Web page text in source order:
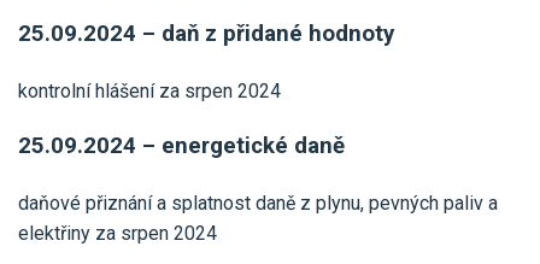
25.09.2024 – daň z přidané hodnoty
kontrolní hlášení za srpen 2024
25.09.2024 – energetické daně
daňové přiznání a splatnost daně z plynu, pevných paliv a
elektřiny za srpen 2024